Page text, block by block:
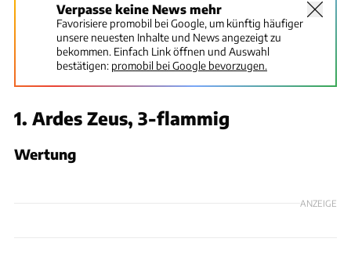
Verpasse keine News mehr
Favorisiere promobil bei Google, um künftig häufiger
unsere neuesten Inhalte und News angezeigt zu
bekommen. Einfach Link öffnen und Auswahl
bestätigen: promobil bei Google bevorzugen.
1. Ardes Zeus, 3-flammig
Wertung
ANZEIGE